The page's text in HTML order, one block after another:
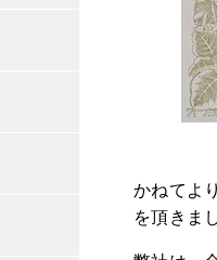
かねてよ
を頂きま